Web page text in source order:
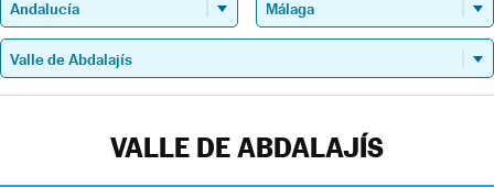
VALLE DE ABDALAJÍS